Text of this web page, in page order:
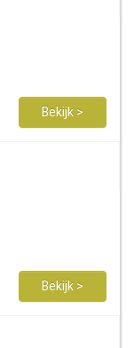
Bekijk >
Bekijk >